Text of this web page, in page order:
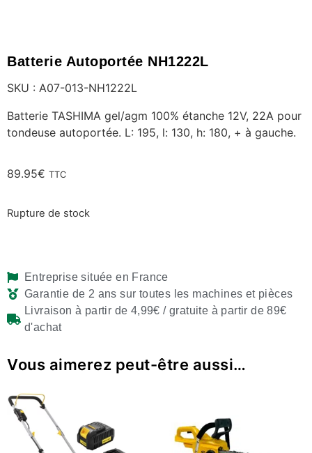
Batterie Autoportée NH1222L
SKU : A07-013-NH1222L
Batterie TASHIMA gel/agm 100% étanche 12V, 22A pour
tondeuse autoportée. L: 195, l: 130, h: 180, + à gauche.
89.95€ TTC
Rupture de stock
Entreprise située en France
Garantie de 2 ans sur toutes les machines et pièces
Livraison à partir de 4,99€ / gratuite à partir de 89€
d'achat
Vous aimerez peut-être aussi…